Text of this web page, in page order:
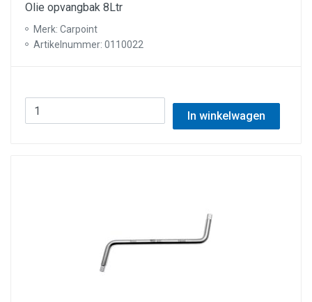
Olie opvangbak 8Ltr
Merk: Carpoint
Artikelnummer: 0110022
In winkelwagen